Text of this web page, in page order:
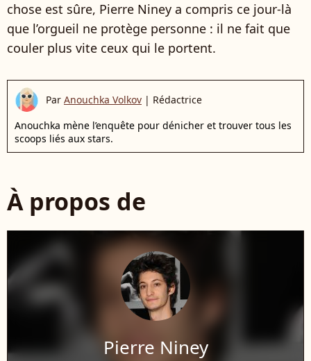
chose est sûre, Pierre Niney a compris ce jour‑là
que l’orgueil ne protège personne : il ne fait que
couler plus vite ceux qui le portent.
Par Anouchka Volkov | Rédactrice
Anouchka mène l’enquête pour dénicher et trouver tous les
scoops liés aux stars.
À propos de
Pierre Niney